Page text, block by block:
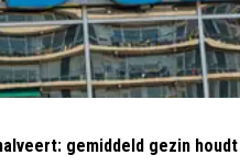
gemiddeld gezin